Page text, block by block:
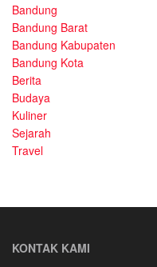
Bandung
Bandung Barat
Bandung Kabupaten
Bandung Kota
Berita
Budaya
Kuliner
Sejarah
Travel
KONTAK KAMI